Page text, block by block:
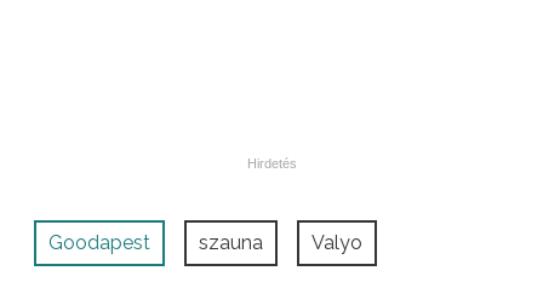
Goodapest szauna Valyo